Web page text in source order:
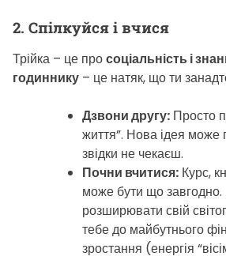
2. Спілкуйся і вчися
Трійка – це просоціальність і
годиннику – це натяк, що ти
Дзвони другу: Просто
життя”. Нова ідея може
звідки не чекаєш.
Почни вчитися: Курс,
може бути що
розширювати свій
тебе до майбутнього
зростання (енергія